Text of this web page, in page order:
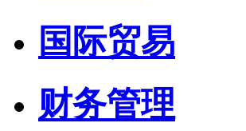
国际贸易
财务管理